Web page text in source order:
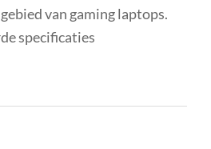
van gaming laptops.
specificaties